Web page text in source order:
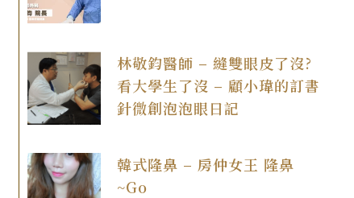
林敬鈞醫師 – 縫雙眼皮了沒?
看大學生了沒 – 顧小瑋的訂書
針微創泡泡眼日記
韓式隆鼻 – 房仲女王 隆鼻
~Go